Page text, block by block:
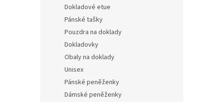
Dokladové etue
Pánské tašky
Pouzdra na doklady
Dokladovky
Obaly na doklady
Unisex
Pánské peněženky
Dámské peněženky